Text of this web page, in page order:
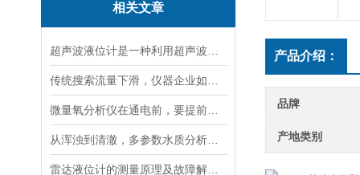
相关文章
产品介绍：
品牌
产地类别